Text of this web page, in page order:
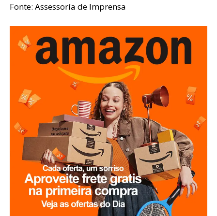
Fonte: Assessoría de Imprensa